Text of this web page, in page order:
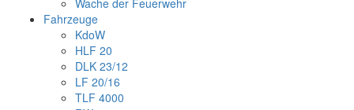
Wache der Feuerwehr
Fahrzeuge
KdoW
HLF 20
DLK 23/12
LF 20/16
TLF 4000